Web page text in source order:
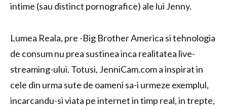
intime (sau distinct pornografice) ale lui Jenny.
Lumea Reala, pre -Big Brother America si tehnologia
de consum nu prea sustinea inca realitatea live-
streaming-ului. Totusi, JenniCam.com a inspirat in
cele din urma sute de oameni sa-i urmeze exemplul,
incarcandu-si viata pe internet in timp real, in trepte,